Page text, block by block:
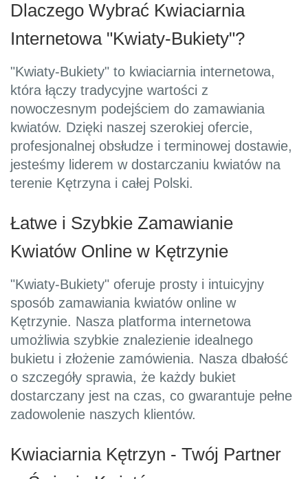
Dlaczego Wybrać Kwiaciarnia
Internetowa "Kwiaty-Bukiety"?
"Kwiaty-Bukiety" to kwiaciarnia internetowa,
która łączy tradycyjne wartości z
nowoczesnym podejściem do zamawiania
kwiatów. Dzięki naszej szerokiej ofercie,
profesjonalnej obsłudze i terminowej dostawie,
jesteśmy liderem w dostarczaniu kwiatów na
terenie Kętrzyna i całej Polski.
Łatwe i Szybkie Zamawianie
Kwiatów Online w Kętrzynie
"Kwiaty-Bukiety" oferuje prosty i intuicyjny
sposób zamawiania kwiatów online w
Kętrzynie. Nasza platforma internetowa
umożliwia szybkie znalezienie idealnego
bukietu i złożenie zamówienia. Nasza dbałość
o szczegóły sprawia, że każdy bukiet
dostarczany jest na czas, co gwarantuje pełne
zadowolenie naszych klientów.
Kwiaciarnia Kętrzyn - Twój Partner